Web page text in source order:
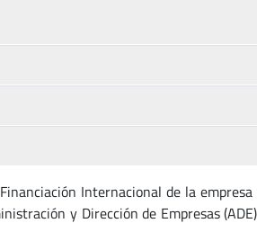
Internacional de la
y Dirección de Empresas